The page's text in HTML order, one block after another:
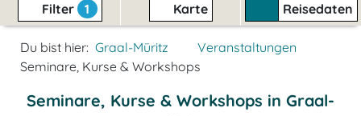
Filter 1 Karte Reisedaten
Du bist hier: Graal-Müritz
Veranstaltungen
Seminare, Kurse & Workshops
Seminare, Kurse & Workshops in Graal-